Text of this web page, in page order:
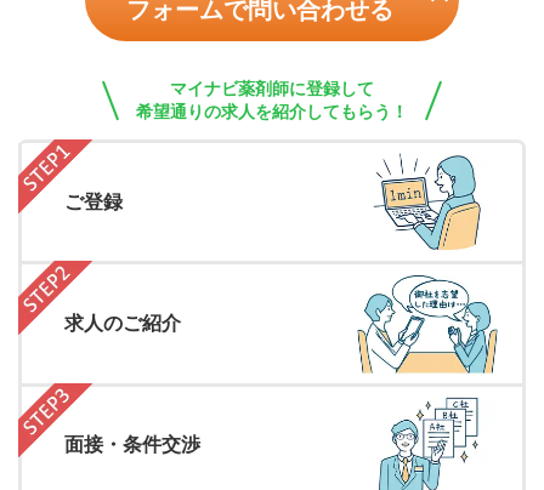
フォームで問い合わせる
マイナビ薬剤師に登録して
希望通りの求人を紹介してもらう！
ご登録
求人のご紹介
面接・条件交渉